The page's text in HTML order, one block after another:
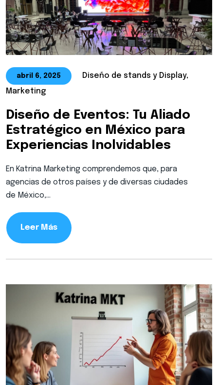
abril 6, 2025
Diseño de stands y Display,
Marketing
Diseño de Eventos: Tu Aliado
Estratégico en México para
Experiencias Inolvidables
En Katrina Marketing comprendemos que, para
agencias de otros países y de diversas ciudades
de México,…
Leer Más